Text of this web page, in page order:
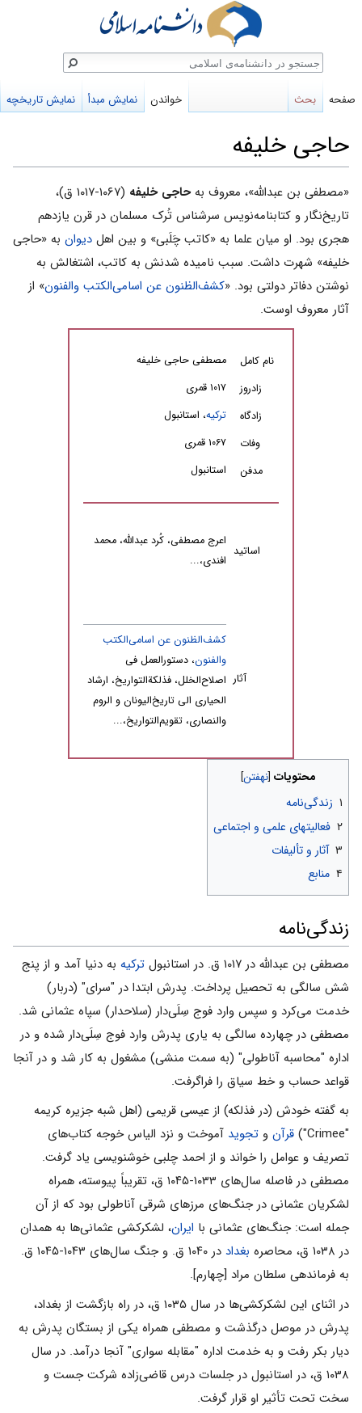
حاجی خلیفه
پرش
به
ناوبری
پرش
به
جستجو
«مصطفی بن عبدالله»، معروف بهحاجی خلیفه
(۱۰۶۷-۱۰۱۷ ق)،
تاریخ‌نگار و کتابنامه‌نویس سرشناس تُرک مسلمان در قرن یازدهم
هجری بود. او میان علما به «کاتب چَلَبی» و بین اهل دیوان به «حاجی
خلیفه» شهرت داشت. سبب نامیده شدنش به کاتب، اشتغالش به
نوشتن دفاتر دولتی بود. «کشف‌الظنون عن اسامی‌الکتب والفنون» از
آثار معروف اوست.
نام کامل
مصطفی حاجی خلیفه
زادروز
۱۰۱۷ قمری
زادگاه
ترکیه، استانبول
وفات
۱۰۶۷ قمری
مدفن
استانبول
اساتید
اعرج مصطفی، کُرد عبدالله، محمد
افندی،...
آثار
کشف‌الظنون عن اسامی‌الکتب
والفنون، دستورالعمل فی
اصلاح‌الخلل، فذلکةالتواریخ، ارشاد
الحیاری الی تاریخ‌الیونان و الروم
والنصاری، تقویم‌التواریخ،...
محتویات
۱ زندگی‌نامه
۲ فعالیتهای علمی و اجتماعی
۳ آثار و تألیفات
۴ منابع
زندگی‌نامه
مصطفی بن عبدالله در ۱۰۱۷ ق. در استانبول ترکیه به دنیا آمد و از پنج
شش سالگی به تحصیل پرداخت. پدرش ابتدا در "سرای" (دربار)
خدمت می‌کرد و سپس وارد فوج سِلَی‌دار (سلاحدار) سپاه عثمانی شد.
مصطفی در چهارده سالگی به‌ یاری پدرش وارد فوج سِلَی‌دار شده و در
اداره "محاسبه آناطولی" (به سمت منشی) مشغول به کار شد و در آنجا
قواعد حساب و خط سیاق را فراگرفت.
به گفته خودش (در فذلکه) از عیسی قریمی (اهل شبه جزیره کریمه
"Crimee")
قرآن و تجوید آموخت و نزد الیاس خوجه کتاب‌های
تصریف و عوامل را خواند و از احمد چلبی خوشنویسی یاد گرفت.
مصطفی در فاصله سال‌های ۱۰۳۳-۱۰۴۵ ق، تقریباً پیوسته، همراه
لشکریان عثمانی در جنگ‌های مرزهای شرقی آناطولی بود که از آن
جمله است: جنگ‌های عثمانی با ایران، لشکرکشی عثمانی‌ها به همدان
در ۱۰۳۸ ق، محاصره
بغداد
در ۱۰۴۰ ق. و جنگ سال‌های ۱۰۴۳-۱۰۴۵ ق.
به فرماندهی سلطان مراد [چهارم].
در اثنای این لشکرکشی‌ها در سال ۱۰۳۵ ق، در راه بازگشت از بغداد،
پدرش در موصل درگذشت و مصطفی همراه یکی از بستگان پدرش به
دیار بکر رفت و به خدمت اداره "مقابله سواری" آنجا درآمد. در سال
۱۰۳۸ ق، در استانبول در جلسات درس قاضی‌زاده شرکت جست و
سخت تحت تأثیر او قرار گرفت.
صفحه بحث خواندن نمایش مبدأ نمایش تاریخچه
جستجو